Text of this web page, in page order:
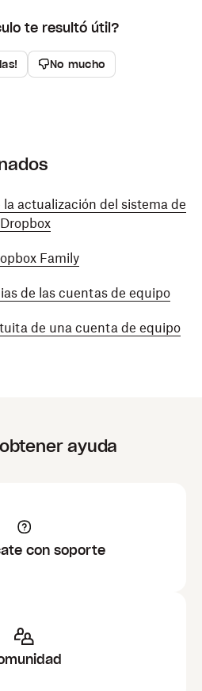
te resultó útil?
No mucho
actualización del sistema de
Family
de las cuentas de equipo
de una cuenta de equipo
ayuda
con soporte